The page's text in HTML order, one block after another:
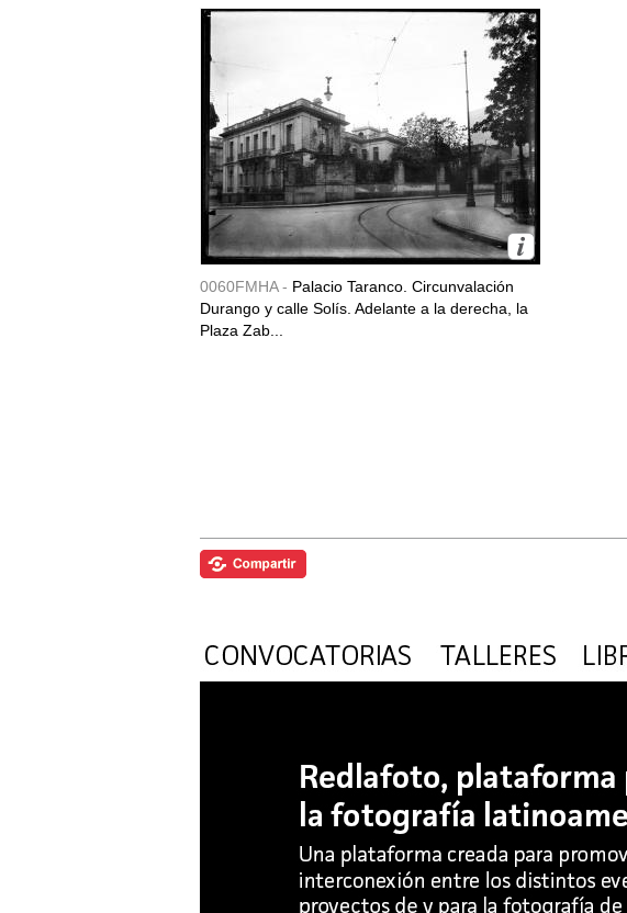
0060FMHA - Palacio Taranco. Circunvalación
Durango y calle Solís. Adelante a la derecha, la
Plaza Zab...